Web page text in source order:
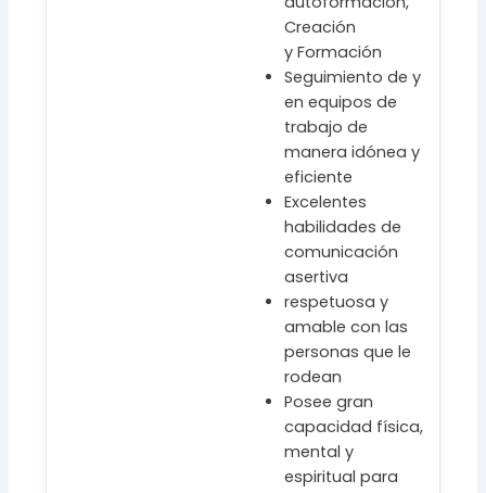
Creación
y Formación
Seguimiento de y
en equipos de
trabajo de
manera idónea y
eficiente
Excelentes
habilidades de
comunicación
asertiva
respetuosa y
amable con las
personas que le
rodean
Posee gran
capacidad física,
mental y
espiritual para